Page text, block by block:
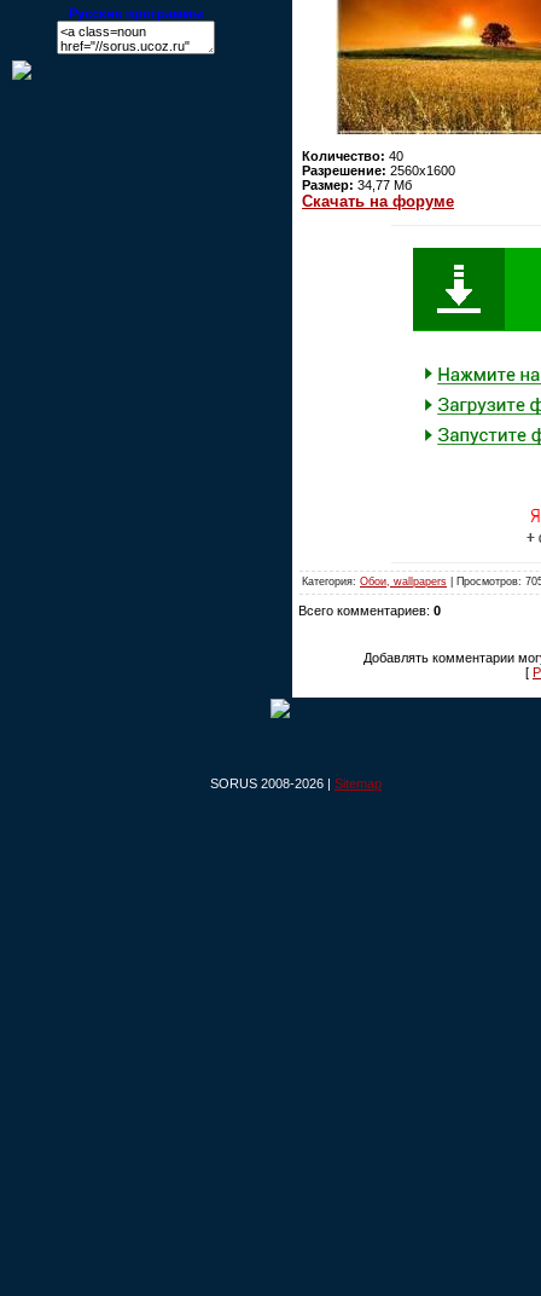
Русские программы
Количество: 40
Разрешение: 2560x1600
Размер: 34,77 Мб
Скачать на форуме
Категория: Обои, wallpapers | Просмотров:
Всего комментариев: 0
Добавлять комментарии
[
SORUS 2008-2026 | Sitemap